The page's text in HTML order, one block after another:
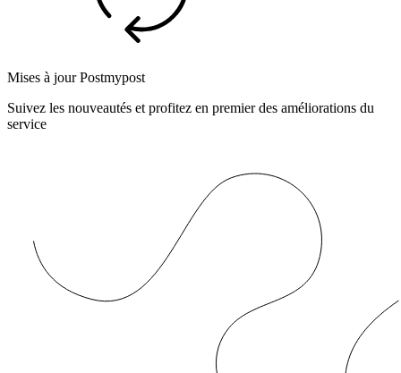
Mises à jour Postmypost
Suivez les nouveautés et profitez en premier des améliorations du
service